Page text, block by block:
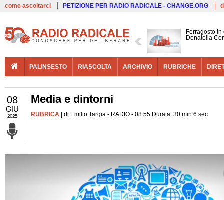
come ascoltarci PETIZIONE PER RADIO RADICALE - CHANGE.ORG
Ferragosto
Donatella
PALINSESTO RIASCOLTA ARCHIVIO RUBRICHE
08
GIU
2025
Media e dintorni
RUBRICA | di Emilio Targia - RADIO - 08:55 Durata: 30 min 6 sec